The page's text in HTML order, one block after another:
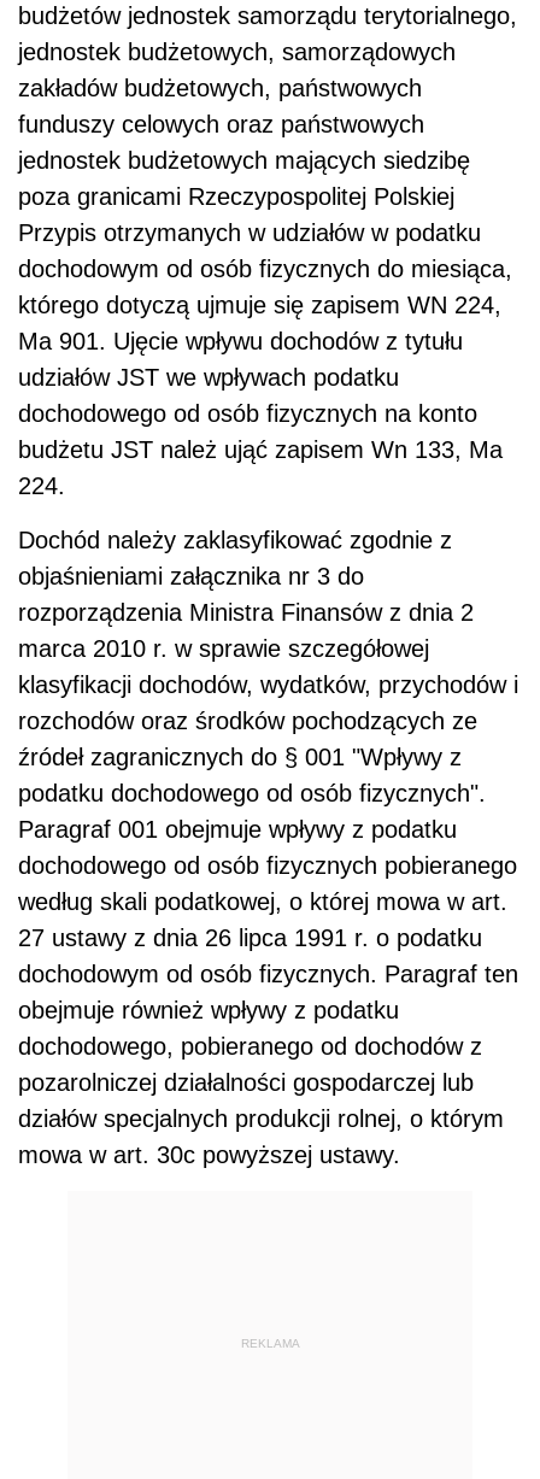
budżetów jednostek samorządu terytorialnego,
jednostek budżetowych, samorządowych
zakładów budżetowych, państwowych
funduszy celowych oraz państwowych
jednostek budżetowych mających siedzibę
poza granicami Rzeczypospolitej Polskiej
Przypis otrzymanych w udziałów w podatku
dochodowym od osób fizycznych do miesiąca,
którego dotyczą ujmuje się zapisem WN 224,
Ma 901. Ujęcie wpływu dochodów z tytułu
udziałów JST we wpływach podatku
dochodowego od osób fizycznych na konto
budżetu JST należ ująć zapisem Wn 133, Ma
224.
Dochód należy zaklasyfikować zgodnie z
objaśnieniami załącznika nr 3 do
rozporządzenia Ministra Finansów z dnia 2
marca 2010 r. w sprawie szczegółowej
klasyfikacji dochodów, wydatków, przychodów i
rozchodów oraz środków pochodzących ze
źródeł zagranicznych do § 001 "Wpływy z
podatku dochodowego od osób fizycznych".
Paragraf 001 obejmuje wpływy z podatku
dochodowego od osób fizycznych pobieranego
według skali podatkowej, o której mowa w art.
27 ustawy z dnia 26 lipca 1991 r. o podatku
dochodowym od osób fizycznych. Paragraf ten
obejmuje również wpływy z podatku
dochodowego, pobieranego od dochodów z
pozarolniczej działalności gospodarczej lub
działów specjalnych produkcji rolnej, o którym
mowa w art. 30c powyższej ustawy.
REKLAMA